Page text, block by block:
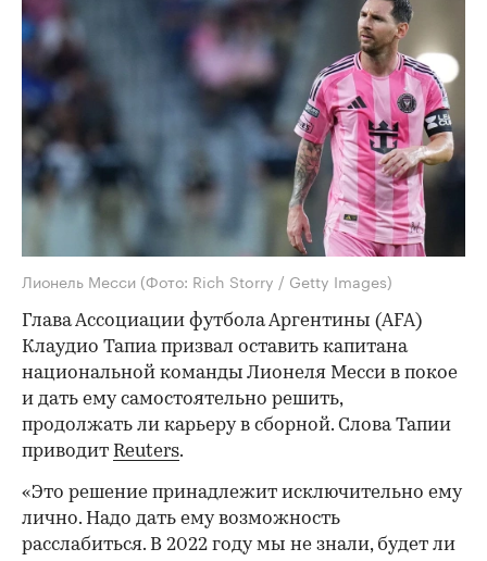
Лионель Месси (Фото: Rich Storry / Getty Images)
Глава Ассоциации футбола Аргентины (AFA)
Клаудио Тапиа призвал оставить капитана
национальной команды Лионеля Месси в покое
и дать ему самостоятельно решить,
продолжать ли карьеру в сборной. Слова Тапии
приводит Reuters.
«Это решение принадлежит исключительно ему
лично. Надо дать ему возможность
расслабиться. В 2022 году мы не знали, будет ли